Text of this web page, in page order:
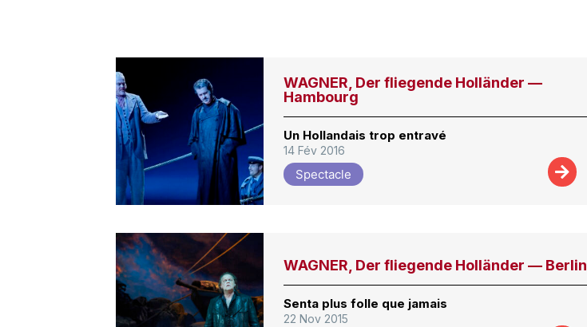
WAGNER, Der fliegende Holländer —
Hambourg
Un Hollandais trop entravé
14 Fév 2016
Spectacle
WAGNER, Der fliegende Holländer — Berlin
Senta plus folle que jamais
22 Nov 2015